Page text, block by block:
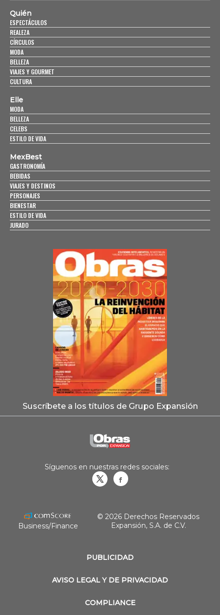
Quién
ESPECTÁCULOS
REALEZA
CÍRCULOS
MODA
BELLEZA
VIAJES Y GOURMET
CULTURA
Elle
MODA
BELLEZA
CELEBS
ESTILO DE VIDA
MexBest
GASTRONOMÍA
BEBIDAS
VIAJES Y DESTINOS
PERSONAJES
BIENESTAR
ESTILO DE VIDA
JURADO
Suscríbete a los títulos de Grupo Expansión
PUBLICIDAD
AVISO LEGAL Y DE PRIVACIDAD
COMPLIANCE
Síguenos en nuestras redes sociales:
Business/Finance
© 2026 Derechos Reservados
Expansión, S.A. de C.V.